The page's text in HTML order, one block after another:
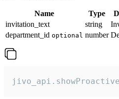
Name Type
invitation_text
string
department_id optional number